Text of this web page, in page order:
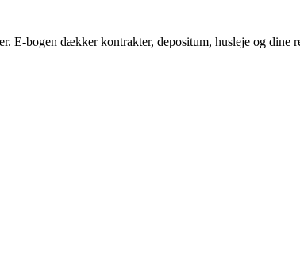
E-bogen dækker kontrakter, depositum, husleje og dine